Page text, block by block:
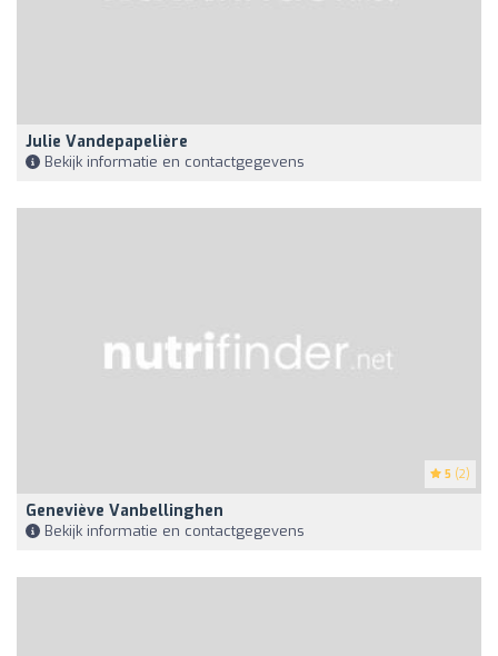
Julie Vandepapelière
Bekijk informatie en contactgegevens
5 (2)
Geneviève Vanbellinghen
Bekijk informatie en contactgegevens